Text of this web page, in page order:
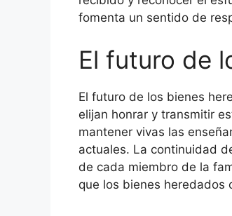
fomenta un sentido de
El futuro de
El futuro de los bienes
elijan honrar y transmitir
mantener vivas las
actuales. La continuidad
de cada miembro de la
que los bienes heredados